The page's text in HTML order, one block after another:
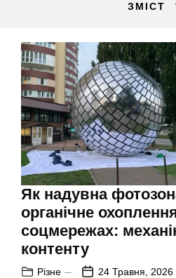
ЗМІСТ
Як надувна
органічне
соцмережах:
контенту
Різне 24 Травня, 2026